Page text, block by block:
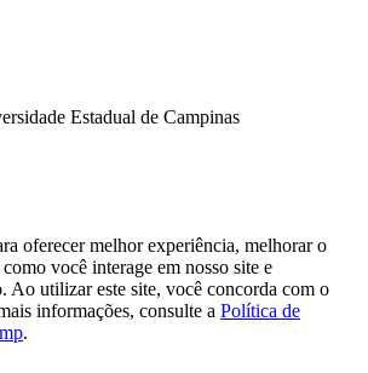
Estadual de Campinas
oferecer melhor experiência, melhorar o
você interage em nosso site e
Ao utilizar este site, você concorda com o
informações, consulte a Política de
.